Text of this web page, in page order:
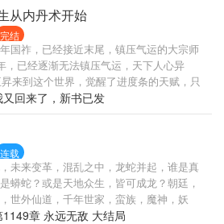
从内丹术开始
完结
国祚，已经接近末尾，镇压气运的大宗师
，已经逐渐无法镇压气运，天下人心异
来到这个世界，觉醒了进度条的天赋，只
条达到满级突破，能将一切化为可能！ 气
年，他修炼前世的内丹术，挖掘人体大
么得也得翻个十倍吧？ 不过在挖掘人体大
种植菊花药材交货，这样才能保住自己
，想要靠前世的功法长生，就得先把刻入
植点满！ ———————— 这是一个以八段
丹术为根本法，坐看天下风云的长生故
又回来了，新书已发
连载
未来变革，混乱之中，龙蛇并起，谁是真
蟒蛇？或是天地众生，皆可成龙？朝廷，
世外仙道，千年世家，蛮族，魔神，妖
道，千百势力，相互纠缠，因缘际会。
1149章 永远无敌 大结局